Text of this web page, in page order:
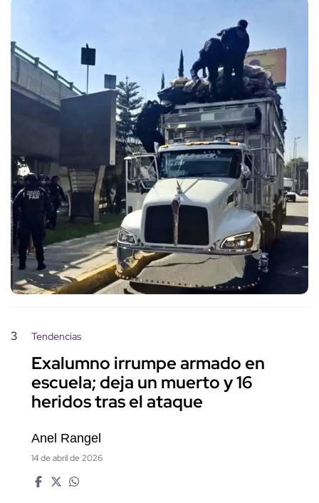
3 Tendencias
Exalumno irrumpe armado en
escuela; deja un muerto y 16
heridos tras el ataque
Anel Rangel
14 de abril de 2026